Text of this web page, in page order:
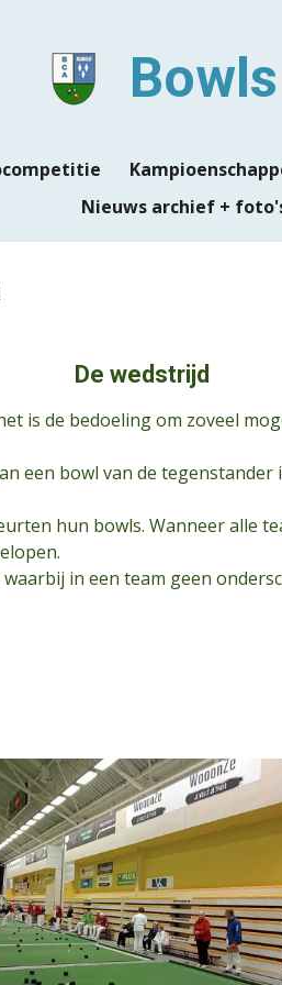
Nieuws archief +
De wedstrijd
is de bedoeling om zoveel
een bowl van de
hun bowls. Wanneer alle
in een team geen